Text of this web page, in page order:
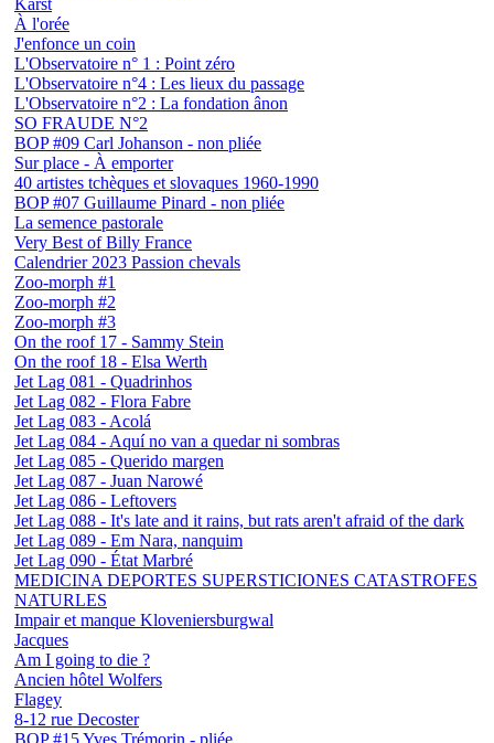
À l'orée
J'enfonce un coin
L'Observatoire n° 1 : Point zéro
L'Observatoire n°4 : Les lieux du passage
L'Observatoire n°2 : La fondation ânon
SO FRAUDE N°2
BOP #09 Carl Johanson - non pliée
Sur place - À emporter
40 artistes tchèques et slovaques 1960-1990
BOP #07 Guillaume Pinard - non pliée
La semence pastorale
Very Best of Billy France
Calendrier 2023 Passion chevals
Zoo-morph #1
Zoo-morph #2
Zoo-morph #3
On the roof 17 - Sammy Stein
On the roof 18 - Elsa Werth
Jet Lag 081 - Quadrinhos
Jet Lag 082 - Flora Fabre
Jet Lag 083 - Acolá
Jet Lag 084 - Aquí no van a quedar ni sombras
Jet Lag 085 - Querido margen
Jet Lag 087 - Juan Narowé
Jet Lag 086 - Leftovers
Jet Lag 088 - It's late and it rains, but rats aren't afraid of the dark
Jet Lag 089 - Em Nara, nanquim
Jet Lag 090 - État Marbré
MEDICINA DEPORTES SUPERSTICIONES CATASTROFES
NATURLES
Impair et manque Kloveniersburgwal
Jacques
Am I going to die ?
Ancien hôtel Wolfers
Flagey
8-12 rue Decoster
BOP #15 Yves Trémorin - pliée